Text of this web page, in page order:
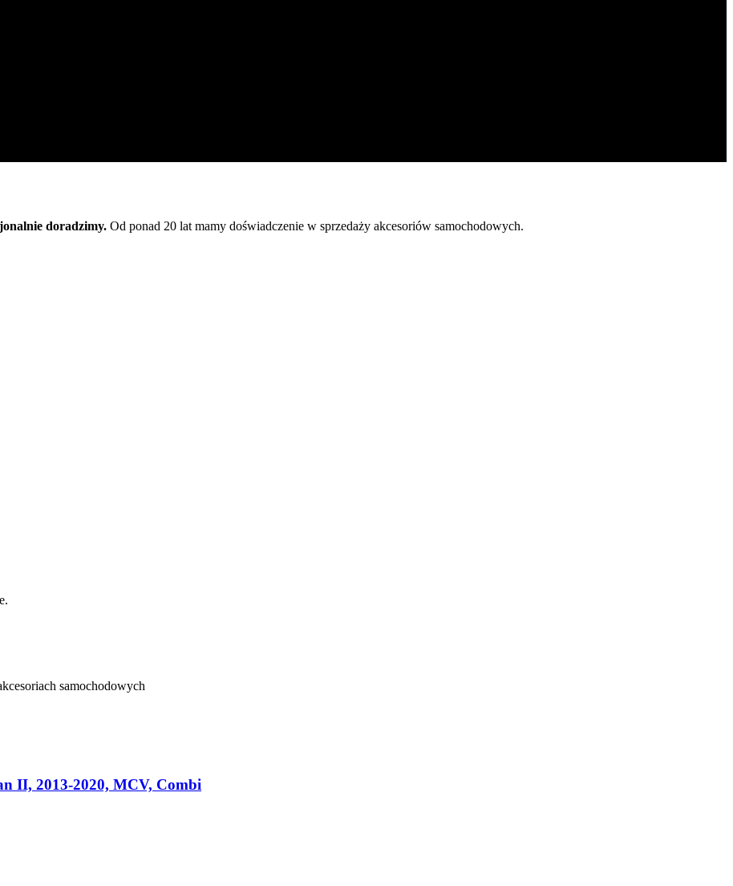
doradzimy. Od ponad 20 lat mamy doświadczenie w sprzedaży akcesoriów samochodowych.
samochodowych
II, 2013-2020, MCV, Combi